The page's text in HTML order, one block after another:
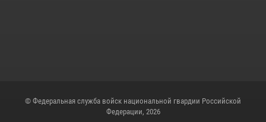
© Федеральная служба войск национальной гвардии Российской
Федерации, 2026